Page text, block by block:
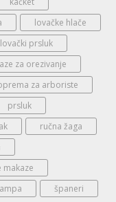
lovačke hlače
lovački prsluk
za orezivanje
za arboriste
prsluk
ručna žaga
makaze
španeri